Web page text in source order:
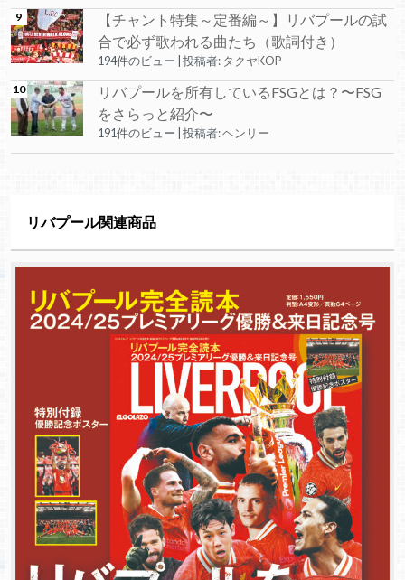
【チャント特集～定番編～】リバプールの試
合で必ず歌われる曲たち（歌詞付き）
194件のビュー |投稿者: タクヤKOP
リバプールを所有しているFSGとは？〜FSG
をさらっと紹介〜
191件のビュー |投稿者:ヘンリー
リバプール関連商品